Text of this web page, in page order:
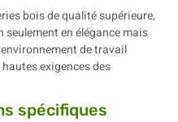
bois de qualité supérieure,
seulement en élégance mais
de travail
exigences des
spécifiques